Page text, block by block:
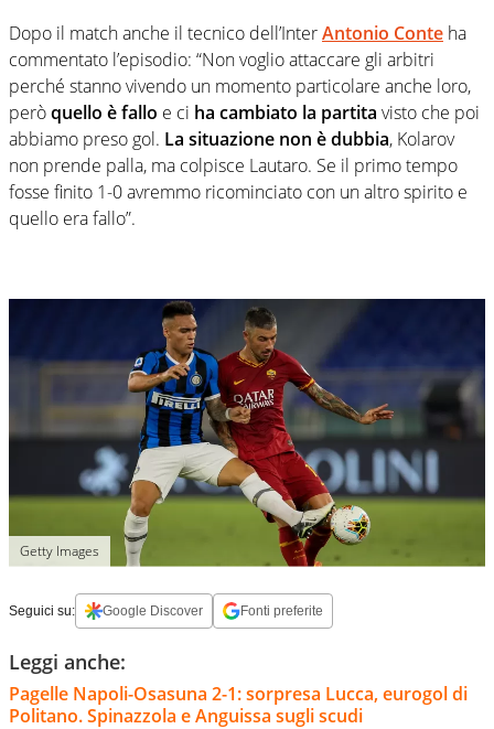
Dopo il match anche il tecnico dell’InterAntonio Conte ha
commentato l’episodio: “Non voglio attaccare gli arbitri
perché stanno vivendo un momento particolare anche loro,
peròquello è fallo e ci ha cambiato la partita visto che poi
abbiamo preso gol. La situazione non è dubbia, Kolarov
non prende palla, ma colpisce Lautaro. Se il primo tempo
fosse finito 1-0 avremmo ricominciato con un altro spirito e
quello era fallo”.
Getty Images
Seguici su: Google Discover Fonti preferite
Leggi anche:
Pagelle Napoli-Osasuna 2-1: sorpresa Lucca, eurogol di
Politano. Spinazzola e Anguissa sugli scudi